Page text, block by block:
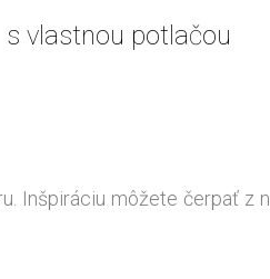
s vlastnou potlačou
Inšpiráciu môžete čerpať z